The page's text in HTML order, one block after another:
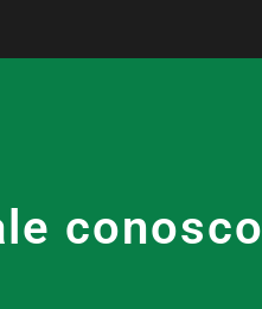
conosco